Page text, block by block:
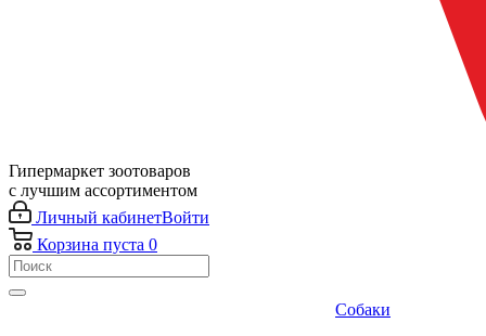
Гипермаркет зоотоваров
с лучшим ассортиментом
Личный кабинетВойти
Корзина пуста 0
Собаки